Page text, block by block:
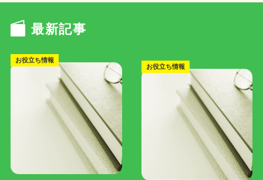
最新記事
お役立ち情報
お役立ち情報